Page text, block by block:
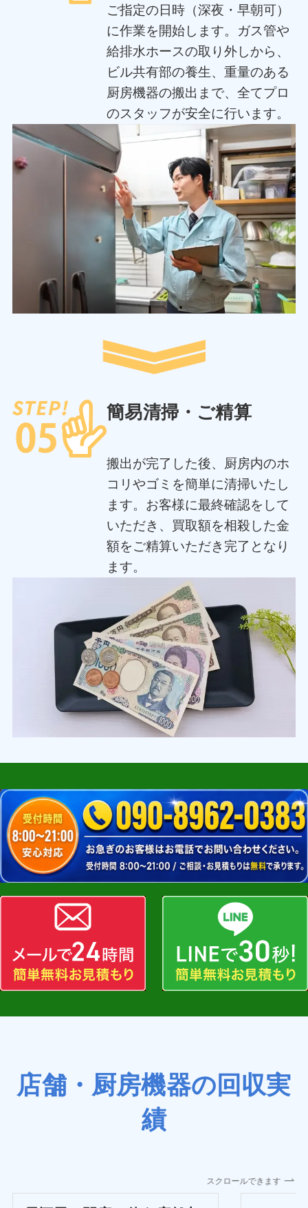
ご指定の日時（深夜・早朝可）
に作業を開始します。ガス管や
給排水ホースの取り外しから、
ビル共有部の養生、重量のある
厨房機器の搬出まで、全てプロ
のスタッフが安全に行います。
簡易清掃・ご精算
搬出が完了した後、厨房内のホ
コリやゴミを簡単に清掃いたし
ます。お客様に最終確認をして
いただき、買取額を相殺した金
額をご精算いただき完了となり
ます。
店舗・厨房機器の回収実
績
スクロールできます